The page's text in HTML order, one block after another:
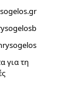
για τη